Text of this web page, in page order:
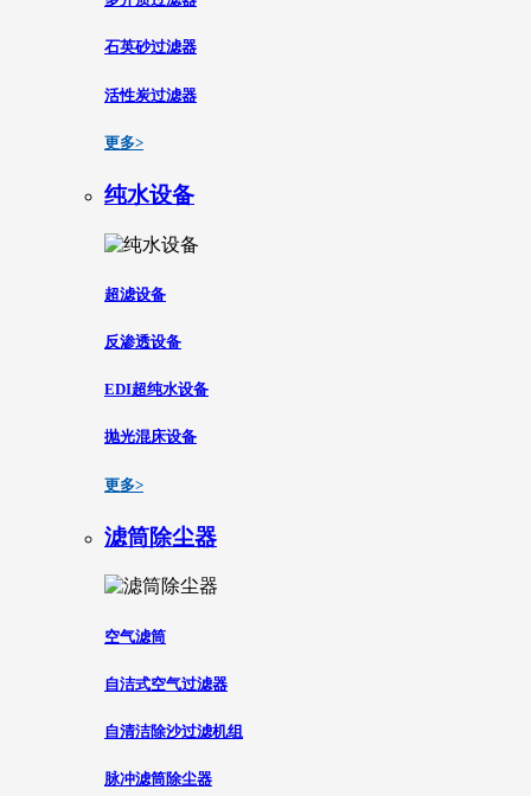
石英砂过滤器
活性炭过滤器
更多>
纯水设备
超滤设备
反渗透设备
EDI超纯水设备
抛光混床设备
更多>
滤筒除尘器
空气滤筒
自洁式空气过滤器
自清洁除沙过滤机组
脉冲滤筒除尘器